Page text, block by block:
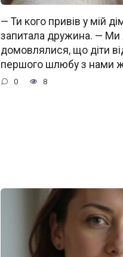
— Ти кого привів у мій
запитала дружина. —
домовлялися, що діти
першого шлюбу з нами
0 8